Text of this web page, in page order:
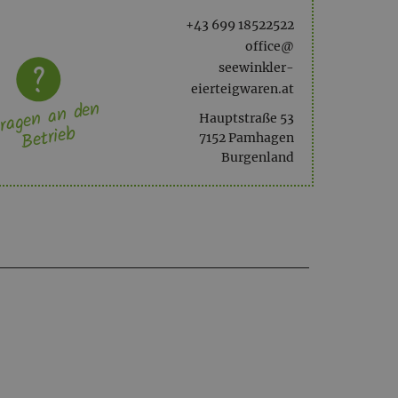
+43 699 18522522
office@
seewinkler-
eierteigwaren.at
Hauptstraße 53
7152 Pamhagen
Burgenland
an den
Betrieb